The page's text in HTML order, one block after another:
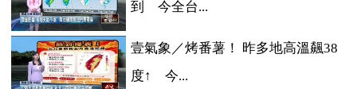
到 今全台...
壹氣象／烤番薯！ 昨多地高溫飆38
度↑ 今...